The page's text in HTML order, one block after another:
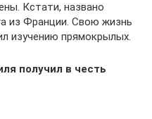
Кстати, названо
из Франции. Свою жизнь
изучению прямокрылых.
получил в честь